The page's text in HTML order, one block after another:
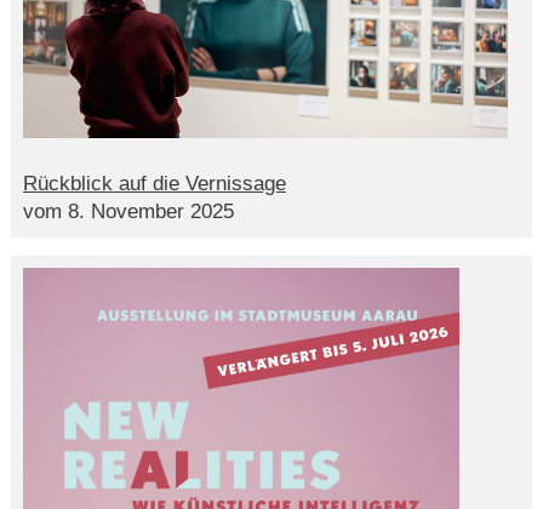
Rückblick auf die Vernissage
vom 8. November 2025